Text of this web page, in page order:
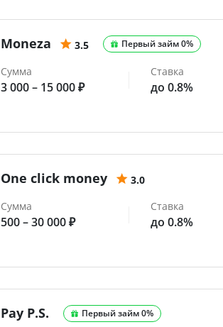
Moneza 3.5 Первый займ 0%
Сумма
3 000 – 15 000 ₽
Ставка
до 0.8%
One click money
3.0
Сумма
500 – 30 000 ₽
Ставка
до 0.8%
Pay P.S. Первый займ 0%